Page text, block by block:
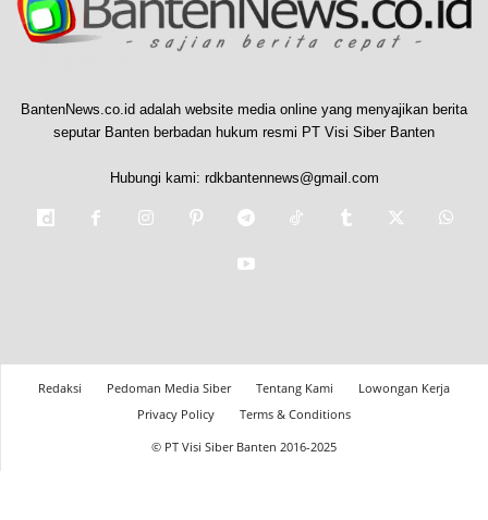
BantenNews.co.id adalah website media online yang menyajikan berita
seputar Banten berbadan hukum resmi PT Visi Siber Banten
Hubungi kami: rdkbantennews@gmail.com
Redaksi Pedoman Media Siber Tentang Kami
Lowongan Kerja
Privacy Policy
Terms & Conditions
© PT Visi Siber Banten 2016-2025